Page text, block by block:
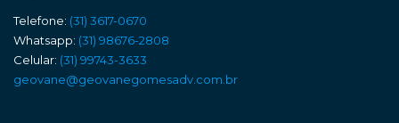
Telefone: (31) 3617-0670
Whatsapp: (31) 98676-2808
Celular: (31) 99743-3633
geovane@geovanegomesadv.com.br